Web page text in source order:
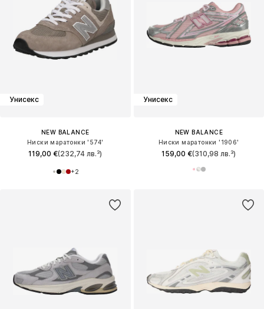
Унисекс
NEW BALANCE
Ниски маратонки '574'
119,00 €(232,74 лв.³)
+2
Унисекс
NEW BALANCE
Ниски маратонки '1906'
159,00 €(310,98 лв.³)